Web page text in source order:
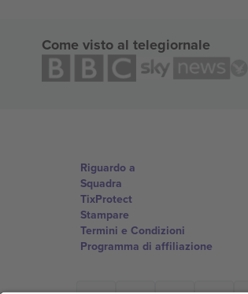
Come visto al telegiornale
Riguardo a
Squadra
TixProtect
Stampare
Termini e Condizioni
Programma di affiliazione